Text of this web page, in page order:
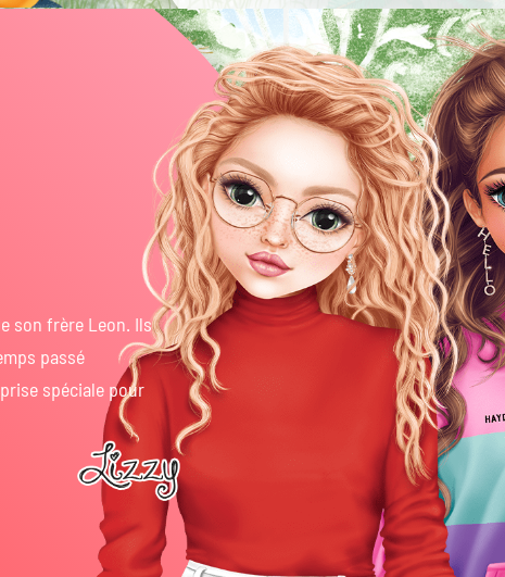
son frère Leon. Ils
passé
spéciale pour